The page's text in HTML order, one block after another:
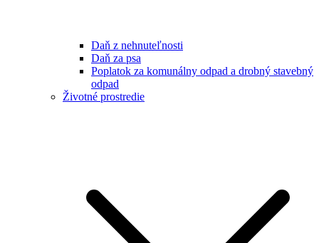
Daň z nehnuteľnosti
Daň za psa
Poplatok za komunálny odpad a drobný stavebný
odpad
Životné prostredie